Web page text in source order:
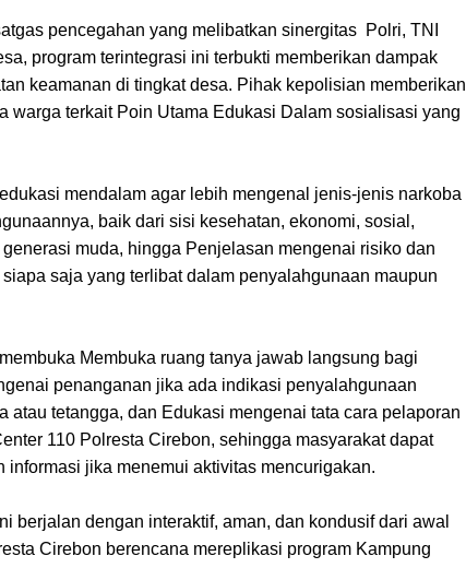
pencegahan yang melibatkan sinergitas Polri, TNI
program terintegrasi ini terbukti memberikan dampak
keamanan di tingkat desa. Pihak kepolisian memberikan
warga terkait Poin Utama Edukasi Dalam sosialisasi yang
mendalam agar lebih mengenal jenis-jenis narkoba
baik dari sisi kesehatan, ekonomi, sosial,
muda, hingga Penjelasan mengenai risiko dan
saja yang terlibat dalam penyalahgunaan maupun
Membuka ruang tanya jawab langsung bagi
penanganan jika ada indikasi penyalahgunaan
atau tetangga, dan Edukasi mengenai tata cara pelaporan
110 Polresta Cirebon, sehingga masyarakat dapat
informasi jika menemui aktivitas mencurigakan.
berjalan dengan interaktif, aman, dan kondusif dari awal
Cirebon berencana mereplikasi program Kampung